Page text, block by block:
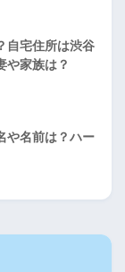
自宅住所は渋谷
や家族は？
や名前は？ハー